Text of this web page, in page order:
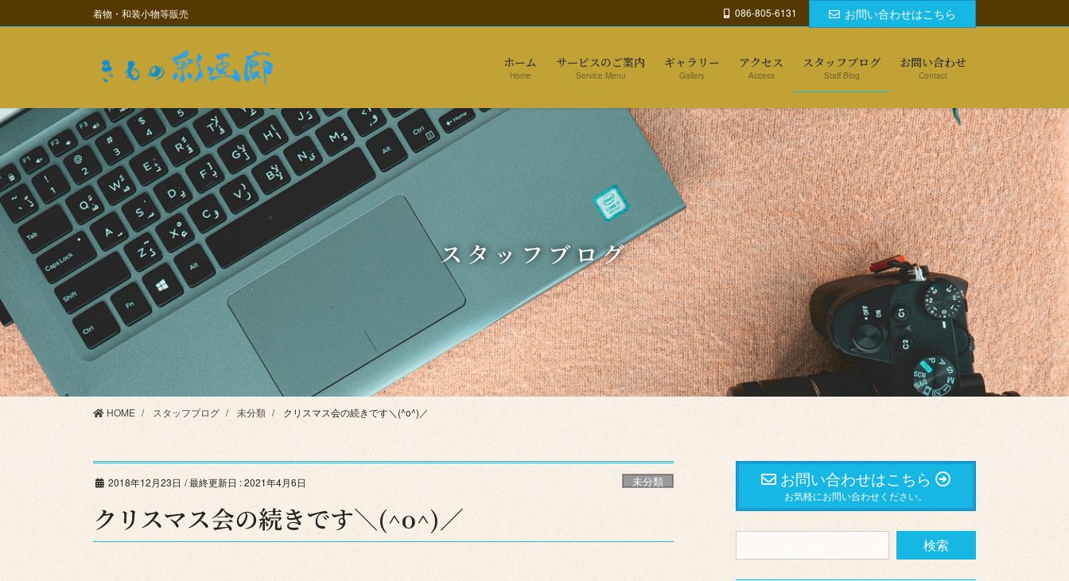
ン
に
移
ビ
ョ
ン
移
動
着物・和装小物等販売 086-805-6131 お問い合わせはこちら
ホーム
Home
サービスのご案内
Service Menu
ギャラリー
Gallery
アクセス
Access
スタッフブログ
Staff Blog
お問い合わせ
Contact
スタッフブログ
HOME スタッフブログ 未分類 クリスマス会の続きです＼(^o^)／
2018年12月23日 / 最終更新日 :2021年4月6日 未分類
クリスマス会の続きです＼(^o^)／
お問い合わせはこちら
お気軽にお問い合わせください。